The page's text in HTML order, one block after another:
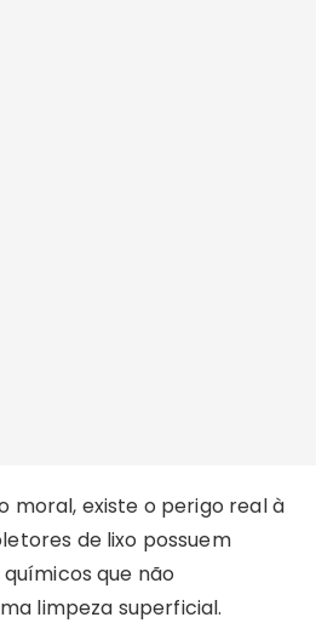
moral, existe o perigo real à
de lixo possuem
que não
limpeza superficial.